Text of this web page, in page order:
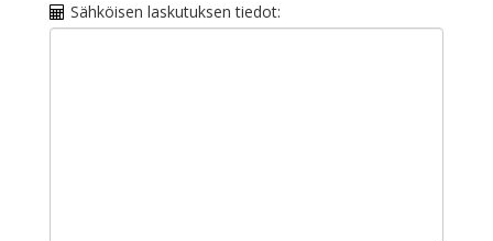
Sähköisen laskutuksen tiedot: